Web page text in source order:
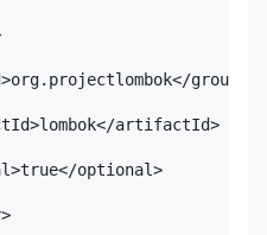
groupId>
artifactId>
optional>